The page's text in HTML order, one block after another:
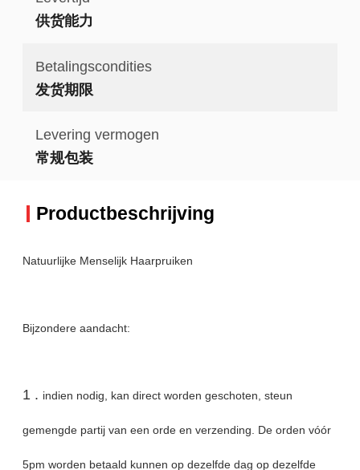
供货能力
Betalingscondities
发货期限
Levering vermogen
常规包装
Productbeschrijving
Natuurlijke Menselijk Haarpruiken
Bijzondere aandacht:
1 . indien nodig, kan direct worden geschoten, steun
gemengde partij van een orde en verzending. De orden vóór
5pm worden betaald kunnen op dezelfde dag op dezelfde